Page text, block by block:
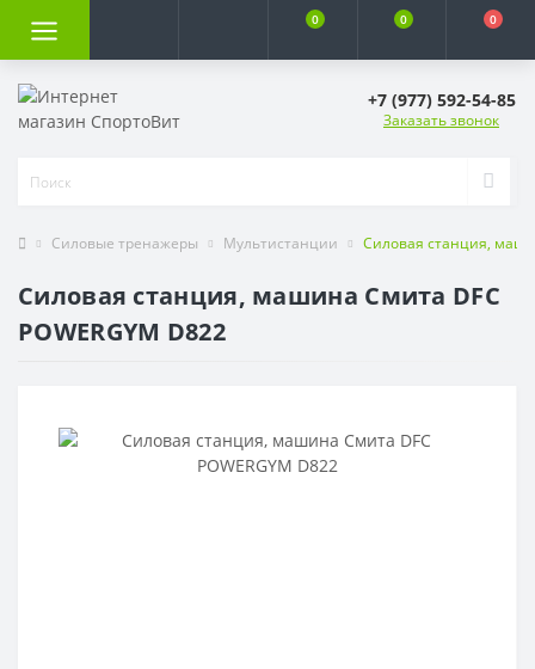
0 0 0
+7 (977) 592-54-85
Заказать звонок
Силовые тренажеры Мультистанции Силовая станция,
Силовая станция, машина Смита DFC
POWERGYM D822